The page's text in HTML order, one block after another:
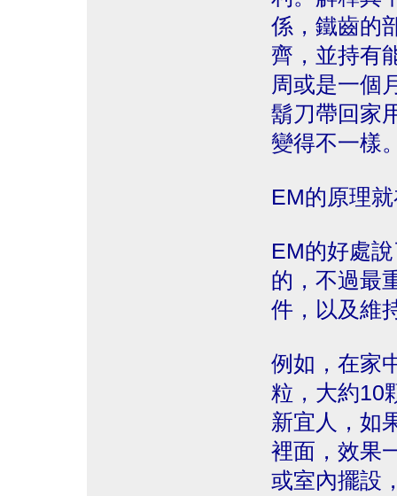
係，鐵齒的
齊，並持有
周或是一個
鬍刀帶回家
變得不一樣
EM的原理
EM的好處
的，不過最
件，以及維
例如，在家
粒，大約10
新宜人，如
裡面，效果
或室內擺設